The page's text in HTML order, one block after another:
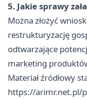
5. Jakie sprawy
Można złożyć
restrukturyzację
odtwarzające
marketing
Materiał źródłowy
https://arimr.net.pl/